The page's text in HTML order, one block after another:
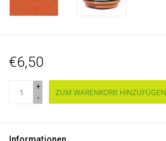
€6,50
+
-
ZUM WARENKORB HINZUFÜGEN